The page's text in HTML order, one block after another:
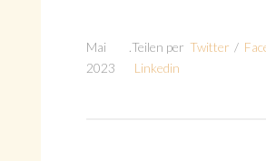
Mai
2023
.Teilen per Twitter /
Linkedin